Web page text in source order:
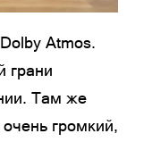
Atmos.
грани
Там же
громкий,